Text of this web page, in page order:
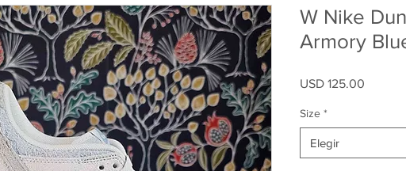
W Nike
Armory
USD 125.00
Size *
Elegir